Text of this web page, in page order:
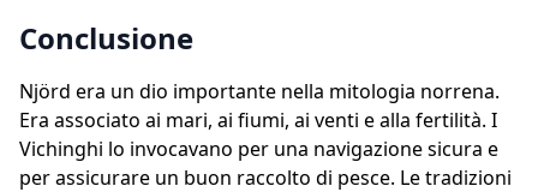
Conclusione
Njörd era un dio importante nella mitologia norrena.
Era associato ai mari, ai fiumi, ai venti e alla fertilità. I
Vichinghi lo invocavano per una navigazione sicura e
per assicurare un buon raccolto di pesce. Le tradizioni